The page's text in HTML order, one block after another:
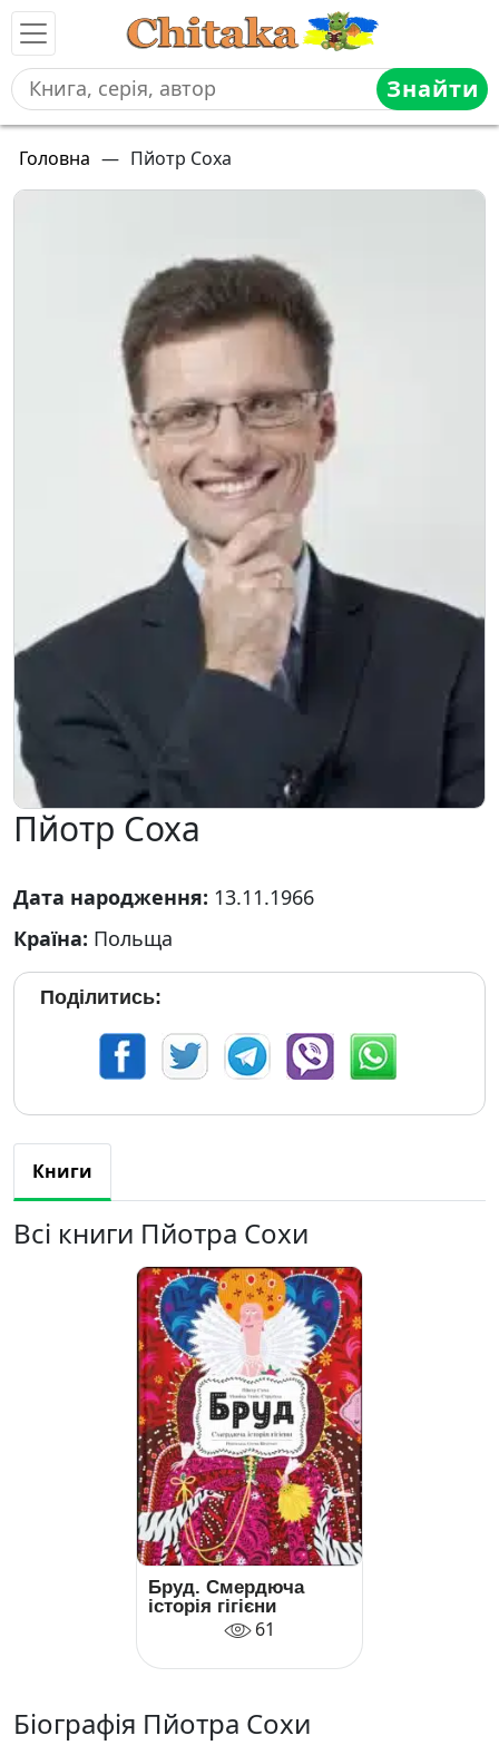
Знайти
Головна — Пйотр Соха
Пйотр Соха
Дата народження: 13.11.1966
Країна: Польща
Поділитись:
Книги
Всі книги Пйотра Сохи
Бруд. Смердюча
історія гігієни
61
Біографія Пйотра Сохи